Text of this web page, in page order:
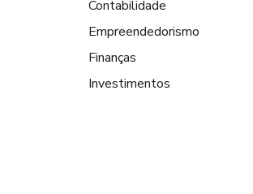
Contabilidade
Empreendedorismo
Finanças
Investimentos